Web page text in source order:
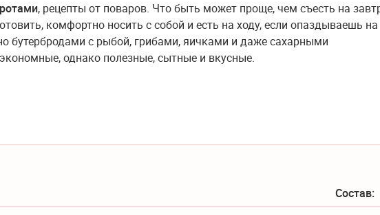
, рецепты от поваров. Что быть может проще, чем съесть на
комфортно носить с собой и есть на ходу, если опаздываешь на
бутербродами с рыбой, грибами, яичками и даже сахарными
однако полезные, сытные и вкусные.
Состав: